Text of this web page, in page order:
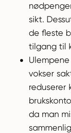
sikt.
de fleste
tilgang til
vokser
reduserer
da man